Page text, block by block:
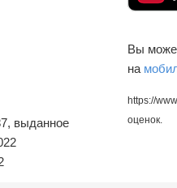
выданное
Вы
на
https://
оценок.